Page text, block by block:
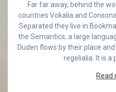
Far far away, behind the
countries Vokalia and
Separated they live in
the Semantics, a large
Duden flows by their place
regelialia. It is a
Read